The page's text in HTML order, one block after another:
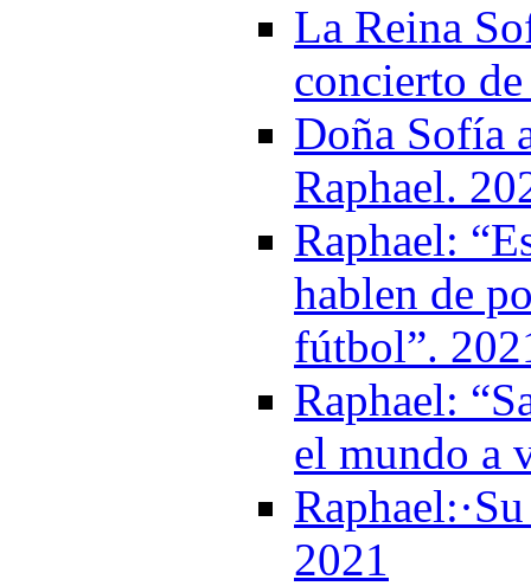
La Reina
concierto
Doña Sofía
Raphael.
Raphael:
hablen de
fútbol”.
Raphael:
el mundo a
2021